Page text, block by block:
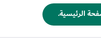
الرئيسية.